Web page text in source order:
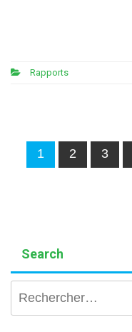
Rapports
Posts
navigation
1 2 3
Search